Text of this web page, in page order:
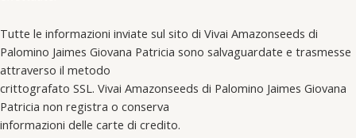
Tutte le informazioni inviate sul sito di Vivai Amazonseeds di
Palomino Jaimes Giovana Patricia sono salvaguardate e trasmesse
attraverso il metodo
crittografato SSL. Vivai Amazonseeds di Palomino Jaimes Giovana
Patricia non registra o conserva
informazioni delle carte di credito.